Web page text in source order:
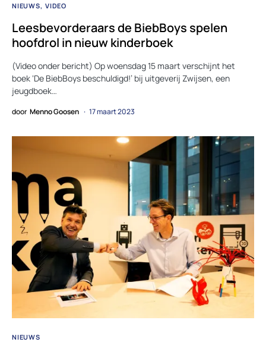
NIEUWS VIDEO
Leesbevorderaars de BiebBoys spelen
hoofdrol in nieuw kinderboek
(Video onder bericht) Op woensdag 15 maart verschijnt het
boek ‘De BiebBoys beschuldigd!’ bij uitgeverij Zwijsen, een
jeugdboek…
door Menno Goosen 17 maart 2023
NIEUWS